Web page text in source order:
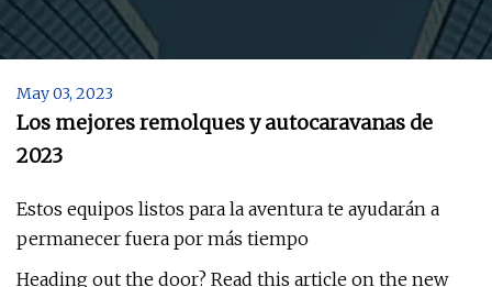
May 03, 2023
Los mejores remolques y autocaravanas de
2023
Estos equipos listos para la aventura te ayudarán a
permanecer fuera por más tiempo
Heading out the door? Read this article on the new